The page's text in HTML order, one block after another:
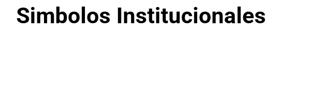
Simbolos Institucionales